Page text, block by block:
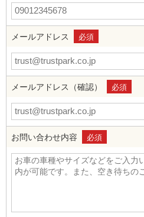
メールアドレス 必須
メールアドレス（確認） 必須
お問い合わせ内容 必須